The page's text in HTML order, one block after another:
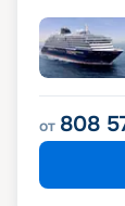
от 808